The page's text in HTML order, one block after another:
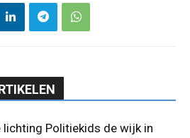
lichting Politiekids de wijk in